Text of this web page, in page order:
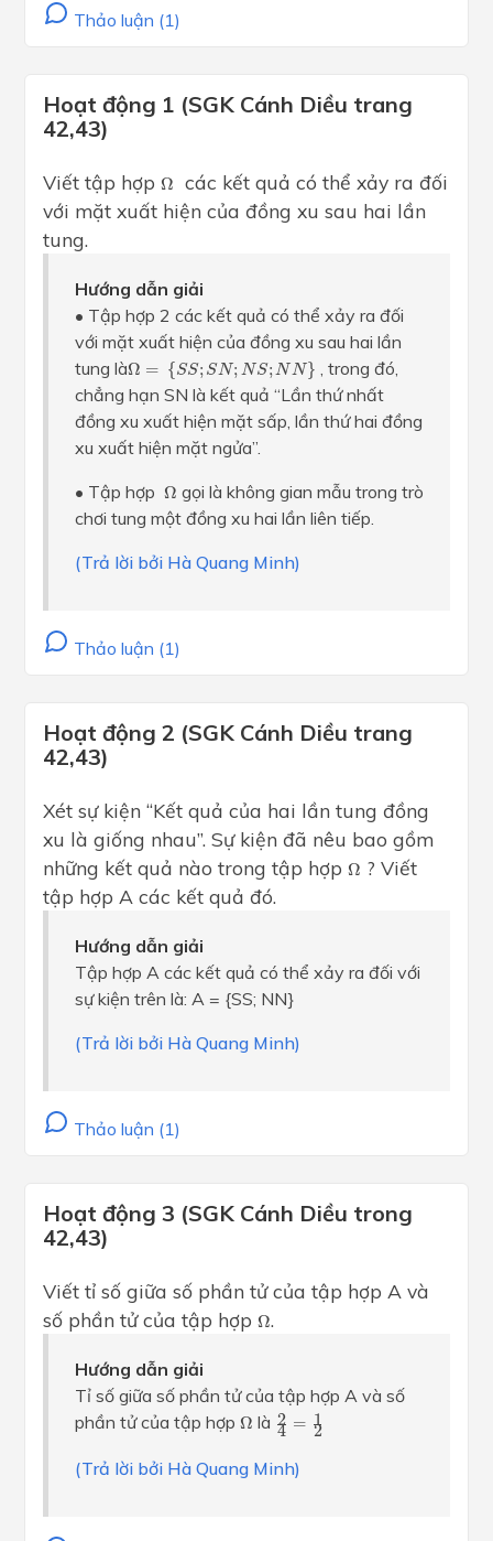
Thảo luận (1)
Hoạt động 1 (SGK Cánh Diều trang
42,43)
Viết tập hợp Ω
Ω các kết quả có thể xảy ra đối
với mặt xuất hiện của đồng xu sau hai lần
tung.
Hướng dẫn giải
• Tập hợp 2 các kết quả có thể xảy ra đối
với mặt xuất hiện của đồng xu sau hai lần
tung làΩ = {SS; SN ; N S;N N }
Ω S;SN ;NS; NN}
, trong đó,
chẳng hạn SN là kết quả “Lần thứ nhất
đồng xu xuất hiện mặt sấp, lần thứ hai đồng
xu xuất hiện mặt ngửa”.
• Tập hợp Ω
Ω gọi là không gian mẫu trong trò
chơi tung một đồng xu hai lần liên tiếp.
(Trả lời bởi Hà Quang Minh)
Thảo luận (1)
Hoạt động 2 (SGK Cánh Diều trang
42,43)
Xét sự kiện “Kết quả của hai lần tung đồng
xu là giống nhau”. Sự kiện đã nêu bao gồm
những kết quả nào trong tập hợp Ω
Ω ? Viết
tập hợp A các kết quả đó.
Hướng dẫn giải
Tập hợp A các kết quả có thể xảy ra đối với
sự kiện trên là: A = {SS; NN}
(Trả lời bởi Hà Quang Minh)
Thảo luận (1)
Hoạt động 3 (SGK Cánh Diều trong
42,43)
Viết tỉ số giữa số phần tử của tập hợp A và
số phần tử của tập hợp Ω
Ω.
Hướng dẫn giải
Tỉ số giữa số phần tử của tập hợp A và số
phần tử của tập hợp Ω
Ω là 2
4 = 1
2
24= 1 2
(Trả lời bởi Hà Quang Minh)